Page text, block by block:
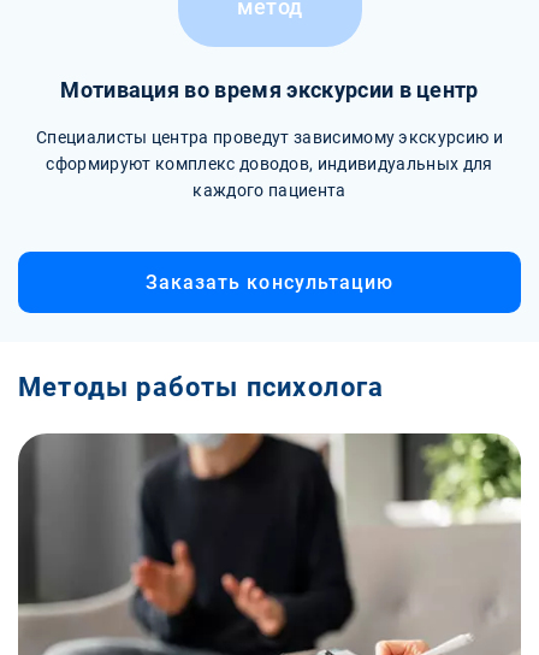
метод
Мотивация во время экскурсии в центр
Специалисты центра проведут зависимому экскурсию и
сформируют комплекс доводов, индивидуальных для
каждого пациента
Заказать консультацию
Методы работы психолога